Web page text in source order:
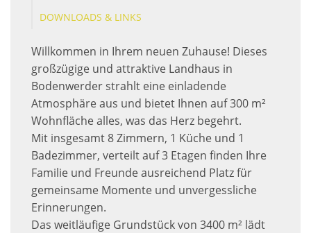
DOWNLOADS & LINKS
Willkommen in Ihrem neuen Zuhause! Dieses
großzügige und attraktive Landhaus in
Bodenwerder strahlt eine einladende
Atmosphäre aus und bietet Ihnen auf 300 m²
Wohnfläche alles, was das Herz begehrt.
Mit insgesamt 8 Zimmern, 1 Küche und 1
Badezimmer, verteilt auf 3 Etagen finden Ihre
Familie und Freunde ausreichend Platz für
gemeinsame Momente und unvergessliche
Erinnerungen.
Das weitläufige Grundstück von 3400 m² lädt